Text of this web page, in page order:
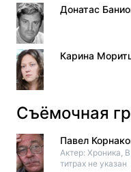
Донатас
Карина
Съёмочная
Павел
Актер: Хроника, В
титрах не указан